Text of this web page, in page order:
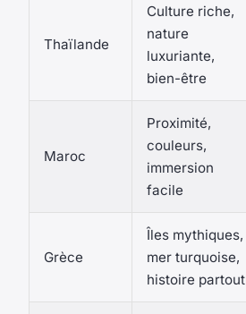
Thaïlande
Culture riche,
nature
luxuriante,
bien-être
Maroc
Proximité,
couleurs,
immersion
facile
Grèce
Îles mythiques,
mer turquoise,
histoire partout